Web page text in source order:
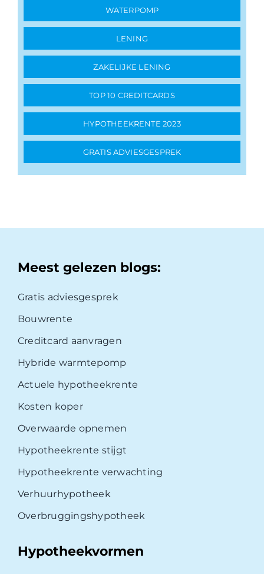
WATERPOMP
LENING
ZAKELIJKE LENING
TOP 10 CREDITCARDS
HYPOTHEEKRENTE 2023
GRATIS ADVIESGESPREK
Meest gelezen blogs:
Gratis adviesgesprek
Bouwrente
Creditcard aanvragen
Hybride warmtepomp
Actuele hypotheekrente
Kosten koper
Overwaarde opnemen
Hypotheekrente stijgt
Hypotheekrente verwachting
Verhuurhypotheek
Overbruggingshypotheek
Hypotheekvormen